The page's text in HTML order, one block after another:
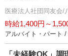
医療法人社団同友会/
時給1,400円～
アルバイト・パート
「未経験OK」